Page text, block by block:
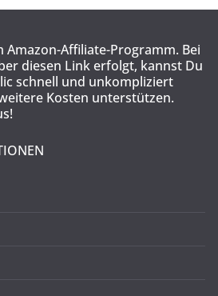
Amazon-Affiliate-Programm. Bei
diesen Link erfolgt, kannst Du
schnell und unkompliziert
Kosten unterstützen.